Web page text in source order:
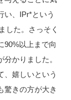
い、IPr*という
した。さっそく
90%以上まで向
かりました。
、嬉しいという
驚きの方が大き